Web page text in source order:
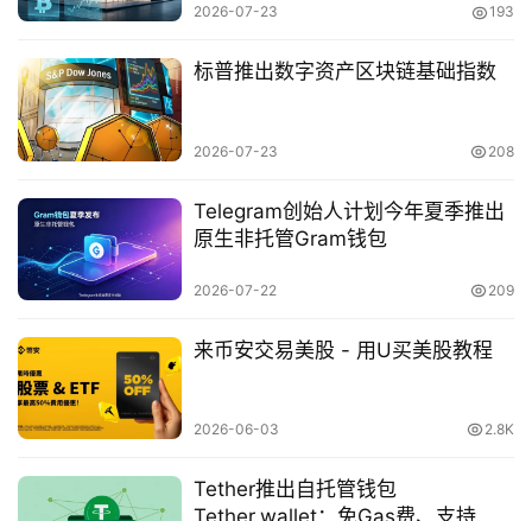
地
证
明
其
它
2026-07-23 193
标普推出数字资产区块链基础指数
2026-07-23 208
Telegram创始人计划今年夏季推出
原生非托管Gram钱包
2026-07-22 209
来币安交易美股 - 用U买美股教程
2026-06-03 2.8K
Tether推出自托管钱包